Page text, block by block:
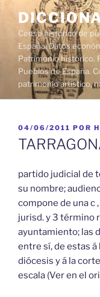
contenido
Censo histórico de
España. Datos
Patrimonio histórico.
Pueblos de España.
patrimonio artístico,
PUBLICADO
EL
04/06/2011 POR
partido judicial de
su nombre;
compone de una c
jurisd. y 3 término
ayuntamiento; las
entre sí, de estas á
diócesis y á la
escala (Ver en el